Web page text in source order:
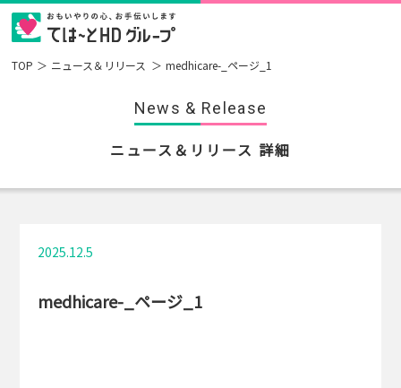
TOP ニュース＆リリース medhicare-_ページ_1
News & Release
ニュース＆リリース 詳細
2025.12.5
medhicare-_ページ_1